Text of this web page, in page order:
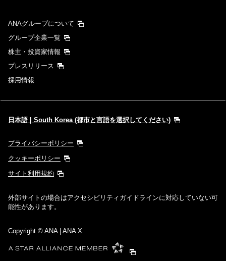
ANAグループについて
グループ企業一覧
株主・投資家情報
プレスリリース
採用情報
日本語 | South Korea (都市と言語を選択してください)
プライバシーポリシー
クッキーポリシー
サイト利用規約
外部サイトの場合はアクセシビリティガイドラインに対応していない可
能性があります。
Copyright © ANA | ANA X